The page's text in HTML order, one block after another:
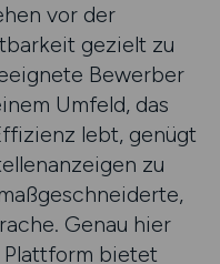
vor der
gezielt zu
Bewerber
Umfeld, das
lebt, genügt
zu
Genau hier
Plattform bietet